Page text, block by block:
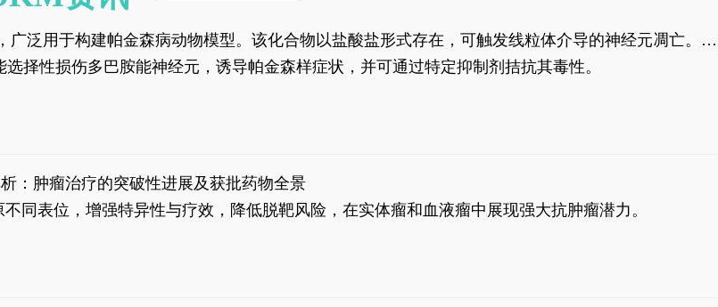
泛用于构建帕金森病动物模型。该化合物以盐酸盐形式存在，可触发线粒体介导的神经元凋亡。其
经元，从而可靠模拟帕金森病的核心病理与行为表型。
择性损伤多巴胺能神经元，诱导帕金森样症状，并可通过特定抑制剂拮抗其毒性。
：肿瘤治疗的突破性进展及获批药物全景
同表位，增强特异性与疗效，降低脱靶风险，在实体瘤和血液瘤中展现强大抗肿瘤潜力。